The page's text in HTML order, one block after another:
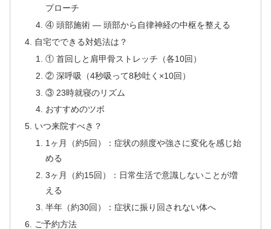
プローチ
④ 頭部施術 — 頭部から自律神経の中枢を整える
自宅でできる対処法は？
① 首回しと肩甲骨ストレッチ（各10回）
② 深呼吸（4秒吸って8秒吐く×10回）
③ 23時就寝のリズム
おすすめのツボ
いつ来院すべき？
1ヶ月（約5回）：症状の頻度や強さに変化を感じ始
める
3ヶ月（約15回）：日常生活で意識しないことが増
える
半年（約30回）：症状に振り回されない体へ
ご予約方法